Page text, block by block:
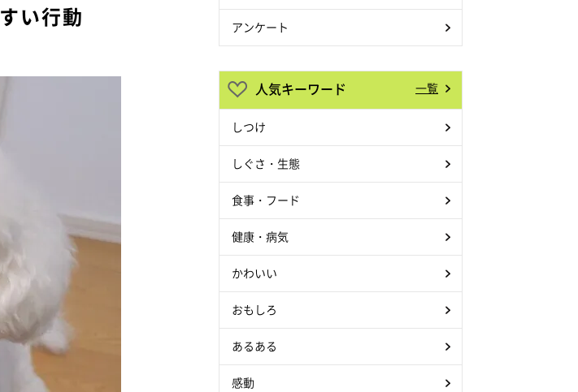
い行動 アンケート
人気キーワード 一覧
しつけ
しぐさ・生態
食事・フード
健康・病気
かわいい
おもしろ
あるある
感動